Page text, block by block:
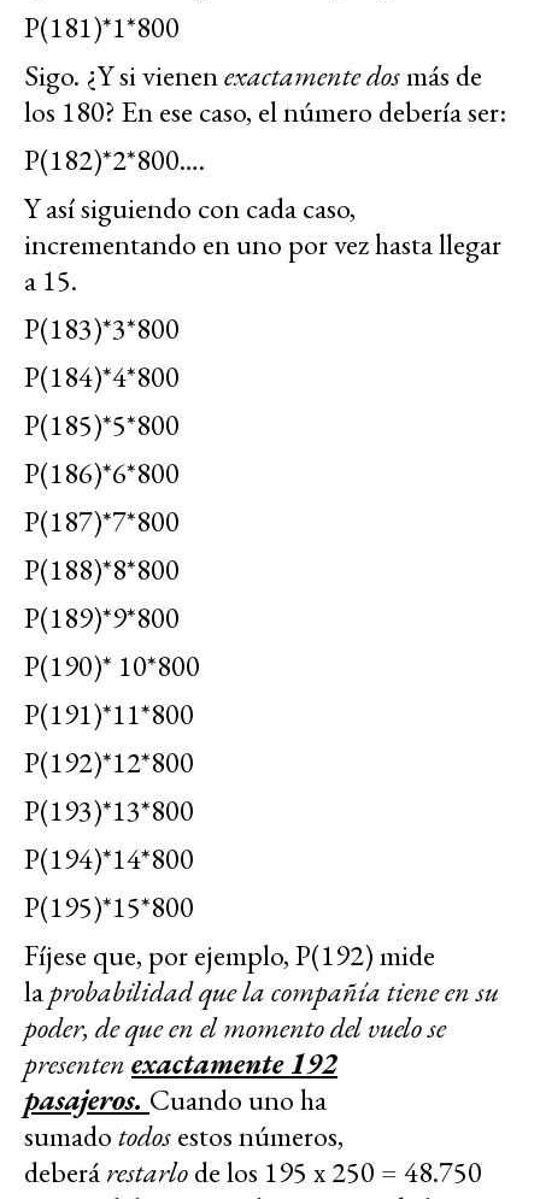
P(181)*1*800
Sigo. ¿Y si vienenexactamente dosmás de
los 180? En ese caso, el número debería ser:
P(182)*2*800….
Y así siguiendo con cada caso,
incrementando en uno por vez hasta llegar
a 15.
P(183)*3*800
P(184)*4*800
P(185)*5*800
P(186)*6*800
P(187)*7*800
P(188)*8*800
P(189)*9*800
P(190)* 10*800
P(191)*11*800
P(192)*12*800
P(193)*13*800
P(194)*14*800
P(195)*15*800
Fíjese que, por ejemplo, P(192) mide
laprobabilidad que la compañía tiene en su
poder, de que en el momento del vuelo se
presentenexactamente 192
pasajeros. Cuando uno ha
sumadotodosestos números,
deberárestarlode los 195 x 250 = 48.750